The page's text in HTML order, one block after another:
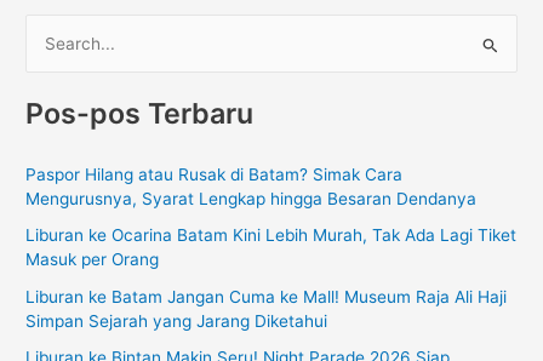
r
u
t
Pos-pos Terbaru
Paspor Hilang atau Rusak di Batam? Simak Cara
Mengurusnya, Syarat Lengkap hingga Besaran Dendanya
Liburan ke Ocarina Batam Kini Lebih Murah, Tak Ada Lagi Tiket
Masuk per Orang
Liburan ke Batam Jangan Cuma ke Mall! Museum Raja Ali Haji
Simpan Sejarah yang Jarang Diketahui